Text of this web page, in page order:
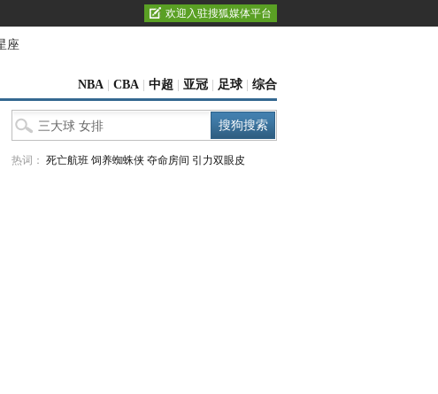
欢迎入驻搜狐媒体平台
座
NBA CBA 中超 亚冠 足球 综合
热词： 死亡航班 饲养蜘蛛侠 夺命房间 引力双眼皮